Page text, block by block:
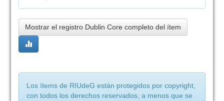
Mostrar el registro Dublin Core completo del ítem
Los ítems de RIUdeG están protegidos por copyright,
con todos los derechos reservados, a menos que se